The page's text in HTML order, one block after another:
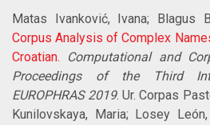
Matas Ivanković, Ivana; Blagus
Corpus Analysis of Complex
Croatian.
Computational and
Proceedings of the Third
EUROPHRAS 2019. Ur. Corpas
Kunilovskaya, Maria; Losey